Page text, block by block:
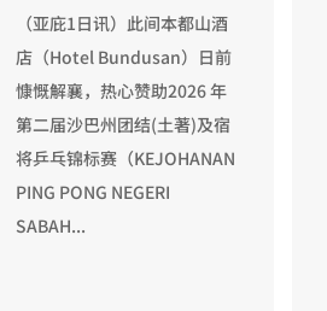
（亚庇1日讯）此间本都山酒
店（Hotel Bundusan）日前
慷慨解襄，热心赞助2026 年
第二届沙巴州团结(土著)及宿
将乒乓锦标赛（KEJOHANAN
PING PONG NEGERI
SABAH...